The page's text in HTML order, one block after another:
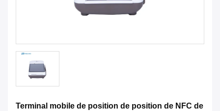
Terminal mobile de position de position de NFC de